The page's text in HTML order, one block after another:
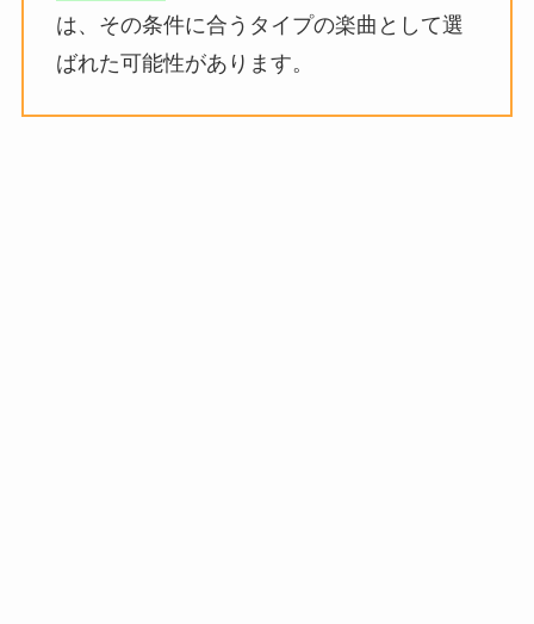
は、その条件に合うタイプの楽曲として選
ばれた可能性があります。